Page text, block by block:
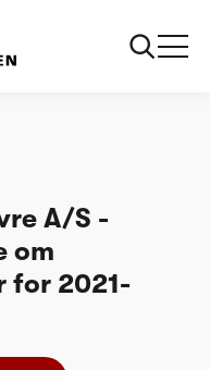
for 2021-2022
A/S -
om
for 2021-